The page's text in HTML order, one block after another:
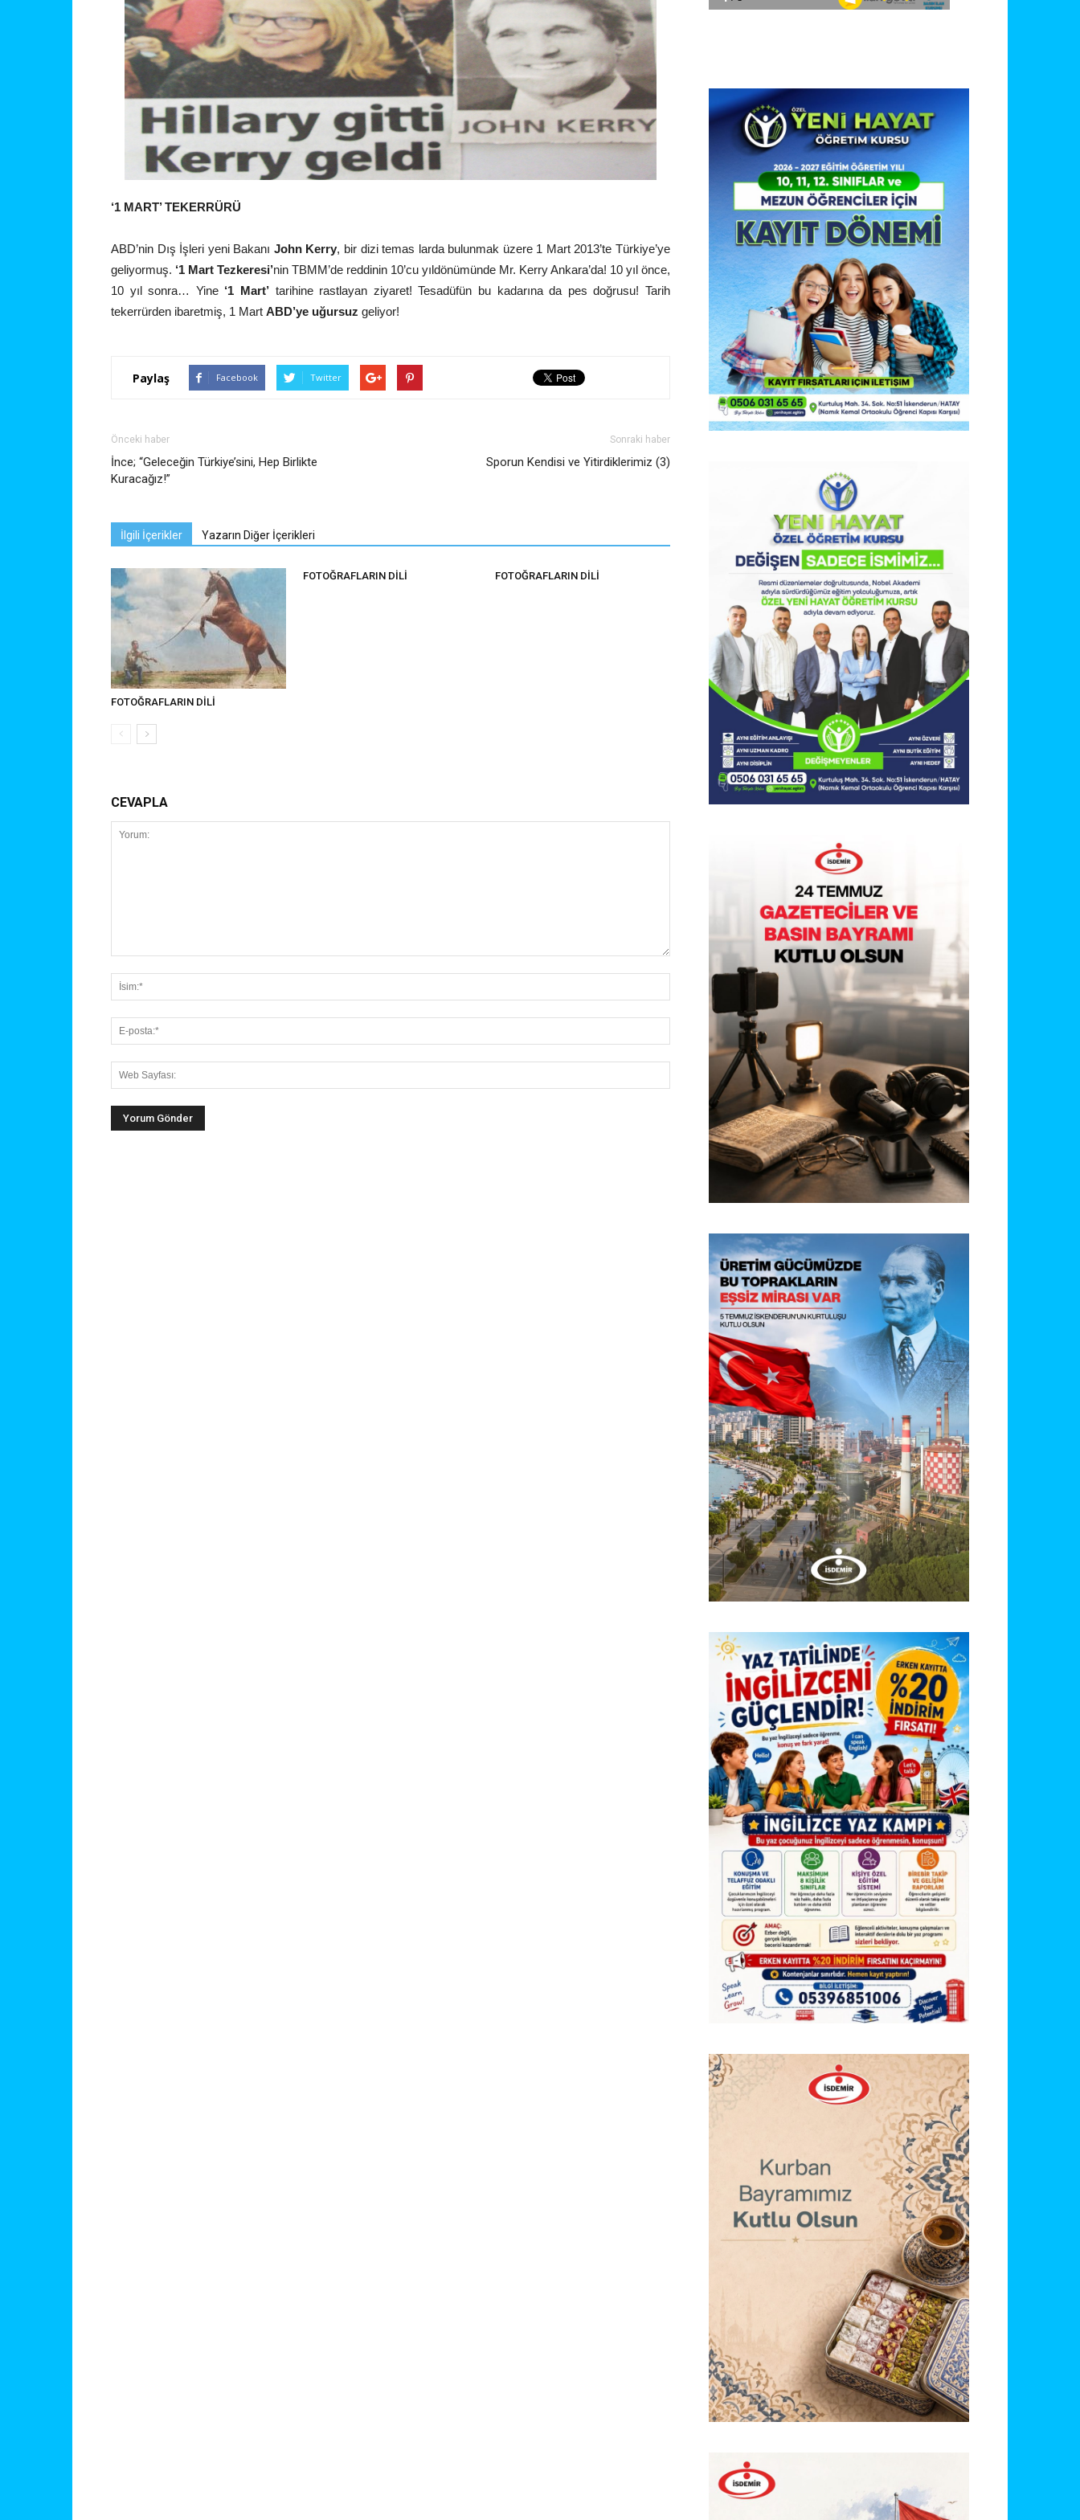
‘1 MART’ TEKERRÜRÜ
ABD’nin Dış İşleri yeni Bakanı John Kerry, bir dizi temas larda bulunmak üzere 1 Mart 2013’te Türkiye’ye
geliyormuş. ‘1 Mart Tezkeresi’nin TBMM’de reddinin 10’cu yıldönümünde Mr. Kerry Ankara’da! 10 yıl önce,
10 yıl sonra… Yine ‘1 Mart’ tarihine rastlayan ziyaret! Tesadüfün bu kadarına da pes doğrusu! Tarih
tekerrürden ibaretmiş, 1 Mart ABD’ye uğursuz geliyor!
Paylaş Facebook Twitter
Önceki haber
İnce; “Geleceğin Türkiye’sini, Hep Birlikte
Kuracağız!”
Sonraki haber
Sporun Kendisi ve Yitirdiklerimiz (3)
İlgili İçerikler Yazarın Diğer İçerikleri
FOTOĞRAFLARIN DİLİ
FOTOĞRAFLARIN DİLİ FOTOĞRAFLARIN DİLİ
CEVAPLA